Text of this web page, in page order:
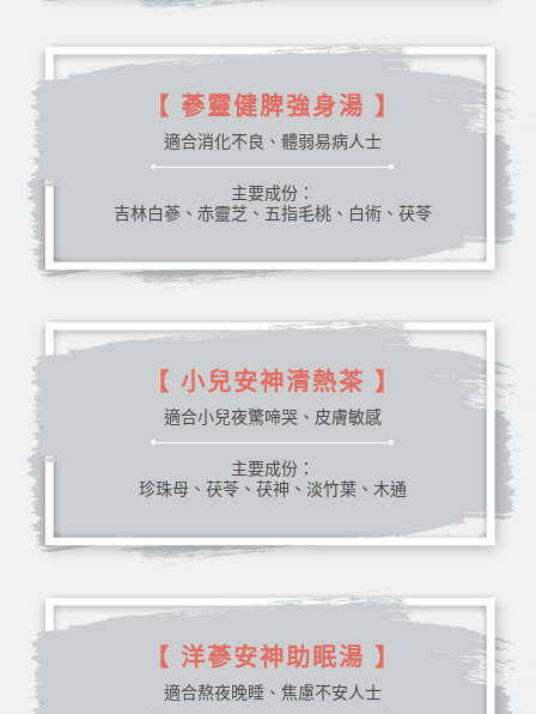
【 蔘靈健脾強身湯 】
適合消化不良、體弱易病人士
主要成份：
吉林白蔘、赤靈芝、五指毛桃、白術、茯苓
【 小兒安神清熱茶 】
適合小兒夜驚啼哭、皮膚敏感
主要成份：
珍珠母、茯苓、茯神、淡竹葉、木通
【 洋蔘安神助眠湯 】
適合熬夜晚睡、焦慮不安人士